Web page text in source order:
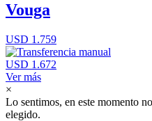
Vouga
USD 1.759
USD 1.672
Ver más
×
Lo sentimos, en este momento
elegido.